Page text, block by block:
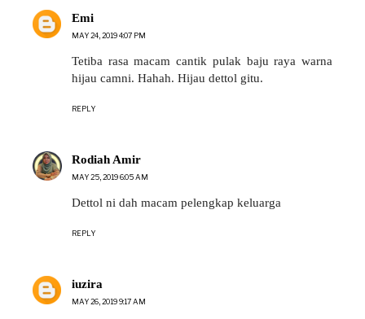
Emi
MAY 24, 2019 4:07 PM
Tetiba rasa macam cantik pulak baju raya warna
hijau camni. Hahah. Hijau dettol gitu.
REPLY
Rodiah Amir
MAY 25, 2019 6:05 AM
Dettol ni dah macam pelengkap keluarga
REPLY
iuzira
MAY 26, 2019 9:17 AM